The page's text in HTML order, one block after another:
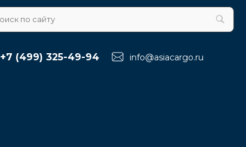
+7 (499) 325-49-94 info@asiacargo.ru